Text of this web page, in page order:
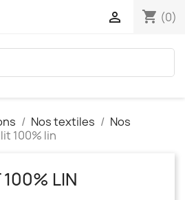
shopping_cart (0)

Nos textiles
Nos
100% lin
100% LIN